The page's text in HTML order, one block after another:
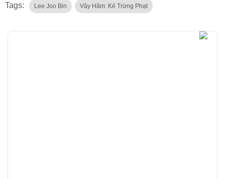
Tags: Lee Joo Bin Vây Hãm: Kẻ Trừng Phạt